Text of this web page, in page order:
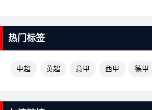
热门标签
中超 英超 意甲 西甲 德甲